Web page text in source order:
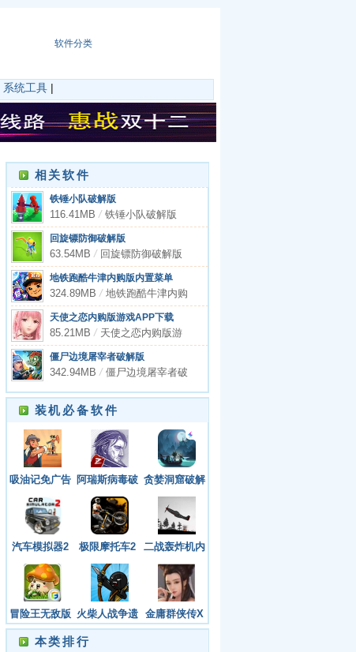
软件分类
系统工具|
相关软件
铁锤小队破解版
（HammerSquad）app下载
116.41MB /铁锤小队破解版
（HammerSquad）app下载
回旋镖防御破解版
（Boomerang Defense）app
下载
63.54MB /回旋镖防御破解版
（Boomerang Defense）app
下载
地铁跑酷牛津内购版内置菜单
324.89MB /地铁跑酷牛津内购
版内置菜单
天使之恋内购版游戏APP下载
85.21MB /天使之恋内购版游
戏APP下载
僵尸边境屠宰者破解版
（Zombie Slayer）app下载
342.94MB /僵尸边境屠宰者破
载
装机必备软件
吸油记免广告
版无限钞票破
解版游戏
阿瑞斯病毒破
解版内置作弊
菜单2023最新
版
贪婪洞窟破解
版内购破解版
免登陆内置菜
单
汽车模拟器2
破解版解锁全
部车辆2023最
新版下载安装
（Car
Simulator
2）
极限摩托车2
内购版
（TrialX2）
游戏APP下载
二战轰炸机内
置修改器版游
戏APP下载
冒险王无敌版
游戏APP下载
火柴人战争遗
产召唤版内置
菜单app下载
金庸群侠传X
修改器安卓版
本类排行